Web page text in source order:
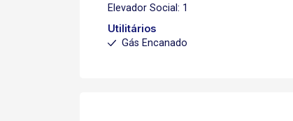
Elevador Social: 1
Utilitários
Gás Encanado